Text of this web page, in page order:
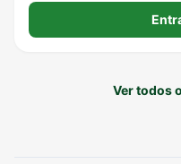
Ver todos